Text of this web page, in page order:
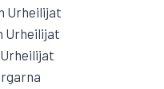
Urheilijat
Urheilijat